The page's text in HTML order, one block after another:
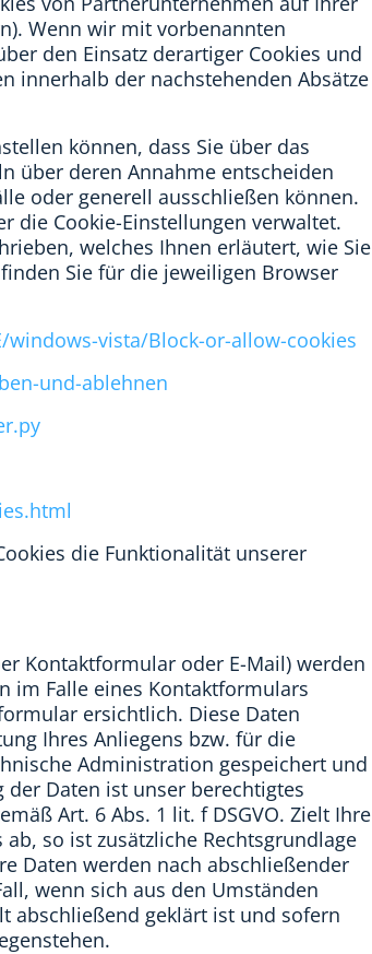
Wenn wir mit vorbenannten
den Einsatz derartiger Cookies und
innerhalb der nachstehenden Absätze
können, dass Sie über das
über deren Annahme entscheiden
oder generell ausschließen können.
die Cookie-Einstellungen verwaltet.
welches Ihnen erläutert, wie Sie
Sie für die jeweiligen Browser
vista/Block-or-allow-cookies
und-ablehnen
die Funktionalität unserer
Kontaktformular oder E-Mail) werden
im Falle eines Kontaktformulars
ersichtlich. Diese Daten
Ihres Anliegens bzw. für die
Administration gespeichert und
Daten ist unser berechtigtes
Art. 6 Abs. 1 lit. f DSGVO. Zielt Ihre
so ist zusätzliche Rechtsgrundlage
Daten werden nach abschließender
wenn sich aus den Umständen
abschließend geklärt ist und sofern